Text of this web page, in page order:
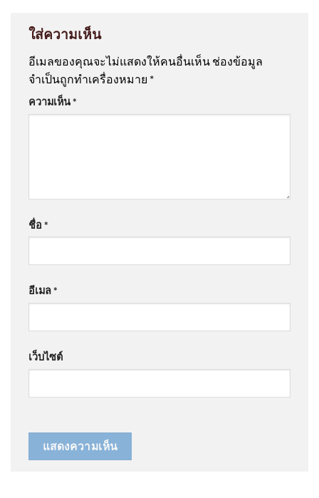
ใส่ความเห็น
อีเมลของคุณจะไม่แสดงให้คนอื่นเห็น ช่องข้อมูล
จำเป็นถูกทำเครื่องหมาย *
ความเห็น*
ชื่อ *
อีเมล*
เว็บไซต์